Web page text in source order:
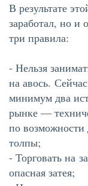
В результате
заработал, но и
три правила:
- Нельзя
на авось.
минимум два
рынке —
по возможности
толпы;
- Торговать на
опасная затея;